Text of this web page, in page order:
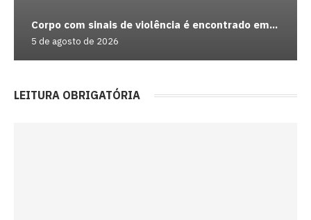
Corpo com sinais de violência é encontrado em...
5 de agosto de 2026
LEITURA OBRIGATÓRIA